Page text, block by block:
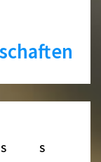
S
S